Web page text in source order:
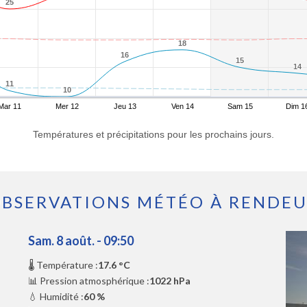
25
25
11
11
10
10
16
16
18
18
15
15
14
14
11 Mer 12 Jeu 13 Ven 14 Sam 15 Dim
Températures et précipitations pour les prochains jours.
MÉTÉO À
Sam. 8 août. - 09:50
🌡️ Température :17.6 °C
📊 Pression atmosphérique :1022 hPa
💧 Humidité :60 %